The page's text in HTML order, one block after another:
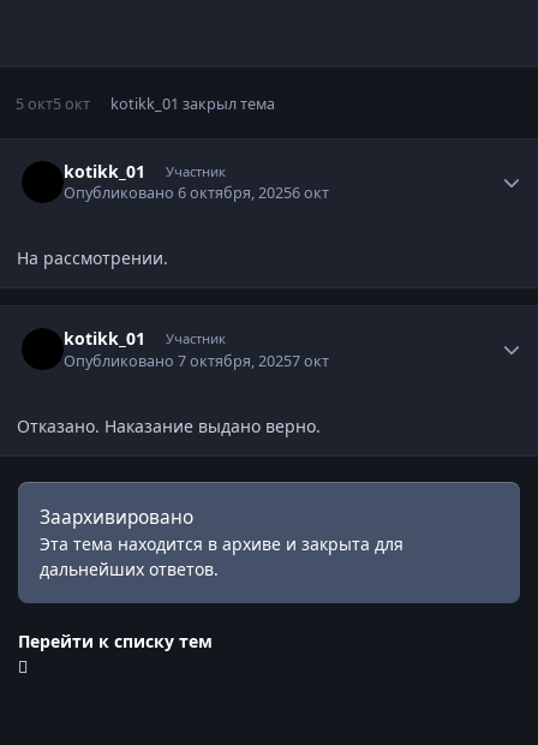
5 окт5 окт kotikk_01 закрыл тема
kotikk_01 Участник
Опубликовано6 октября, 20256 окт
На рассмотрении.
kotikk_01 Участник
Опубликовано7 октября, 20257 окт
Отказано. Наказание выдано верно.
Заархивировано
Эта тема находится в архиве и закрыта для
дальнейших ответов.
Перейти к списку тем